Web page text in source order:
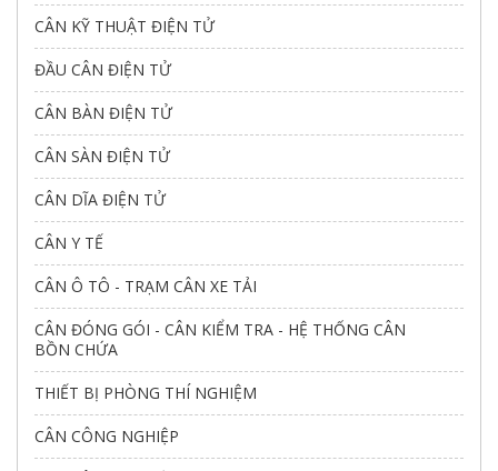
CÂN KỸ THUẬT ĐIỆN TỬ
ĐẦU CÂN ĐIỆN TỬ
CÂN BÀN ĐIỆN TỬ
CÂN SÀN ĐIỆN TỬ
CÂN DĨA ĐIỆN TỬ
CÂN Y TẾ
CÂN Ô TÔ - TRẠM CÂN XE TẢI
CÂN ĐÓNG GÓI - CÂN KIỂM TRA - HỆ THỐNG CÂN
BỒN CHỨA
THIẾT BỊ PHÒNG THÍ NGHIỆM
CÂN CÔNG NGHIỆP